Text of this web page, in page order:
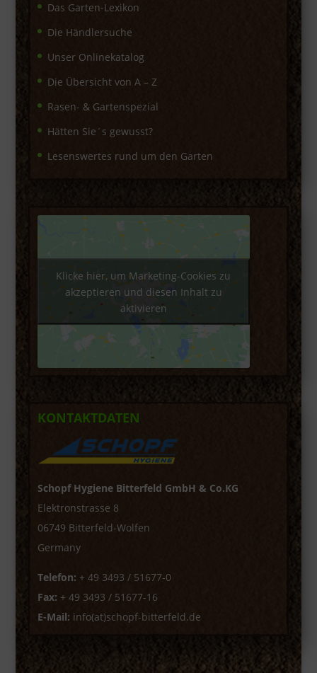
Das Garten-Lexikon
Die Händlersuche
Unser Onlinekatalog
Die Übersicht von A – Z
Rasen- & Gartenspezial
Hätten Sie´s gewusst?
Lesenswertes rund um den Garten
Klicke hier, um Marketing-Cookies zu
akzeptieren und diesen Inhalt zu
aktivieren
KONTAKTDATEN
Schopf Hygiene Bitterfeld GmbH & Co.KG
Elektronstrasse 8
06749 Bitterfeld-Wolfen
Germany
Telefon: + 49 3493 / 51677-0
Fax: + 49 3493 / 51677-16
E-Mail: info(at)schopf-bitterfeld.de